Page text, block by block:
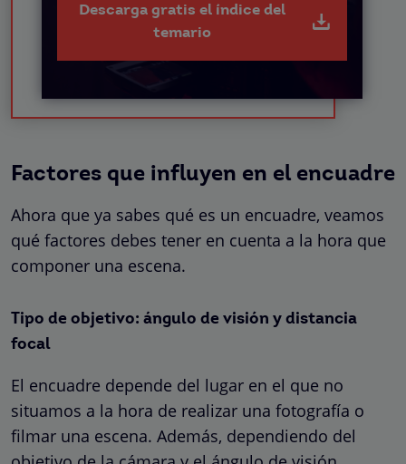
Descarga gratis el índice del
temario
Factores que influyen en el encuadre
Ahora que ya sabes qué es un encuadre, veamos
qué factores debes tener en cuenta a la hora que
componer una escena.
Tipo de objetivo: ángulo de visión y distancia
focal
El encuadre depende del lugar en el que no
situamos a la hora de realizar una fotografía o
filmar una escena. Además, dependiendo del